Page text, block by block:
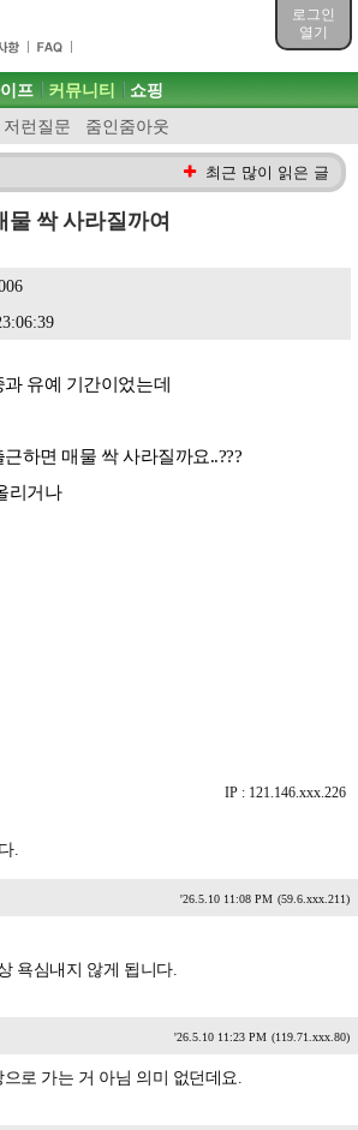
로그인
열기
프 커뮤니티
런질문 줌인줌아웃
쇼핑
최근 많이 읽은 글
물 싹 사라질까여
유예 기간이었는데
하면 매물 싹 사라질까요..???
리거나
IP : 121.146.xxx.226
.
'26.5.10 11:08 PM (59.6.xxx.211)
욕심내지 않게 됩니다.
'26.5.10 11:23 PM (119.71.xxx.80)
로 가는 거 아님 의미 없던데요.